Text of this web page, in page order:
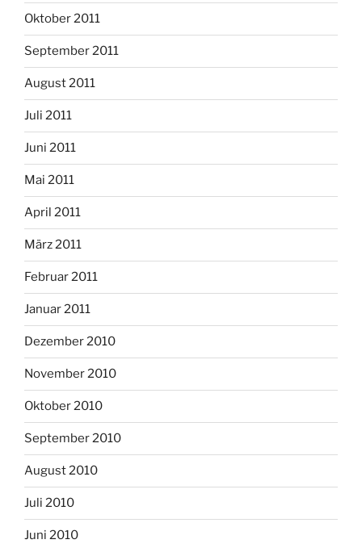
Oktober 2011
September 2011
August 2011
Juli 2011
Juni 2011
Mai 2011
April 2011
März 2011
Februar 2011
Januar 2011
Dezember 2010
November 2010
Oktober 2010
September 2010
August 2010
Juli 2010
Juni 2010